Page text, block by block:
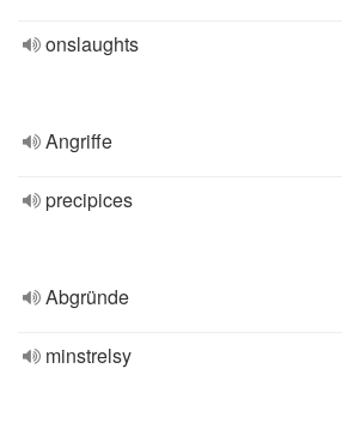
onslaughts
Angriffe
precipices
Abgründe
minstrelsy